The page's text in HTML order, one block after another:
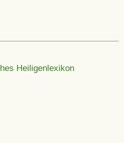
Heiligenlexikon